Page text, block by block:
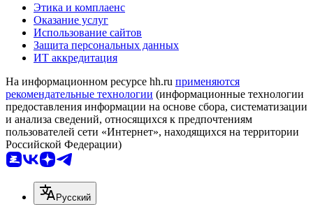
Этика и комплаенс
Оказание услуг
Использование сайтов
Защита персональных данных
ИТ аккредитация
На информационном ресурсе hh.ru применяются
рекомендательные технологии (информационные технологии
предоставления информации на основе сбора, систематизации
и анализа сведений, относящихся к предпочтениям
пользователей сети «Интернет», находящихся на территории
Российской Федерации)
Русский